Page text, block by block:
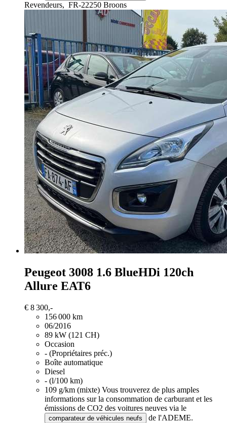
Revendeurs, FR-22250 Broons
Peugeot 3008 1.6 BlueHDi 120ch
Allure EAT6
€ 8 300,-
156 000 km
06/2016
89 kW (121 CH)
Occasion
- (Propriétaires préc.)
Boîte automatique
Diesel
- (l/100 km)
109 g/km (mixte) Vous trouverez de plus amples
informations sur la consommation de carburant et les
émissions de CO2 des voitures neuves via le
comparateur de véhicules neufs
de l'ADEME.